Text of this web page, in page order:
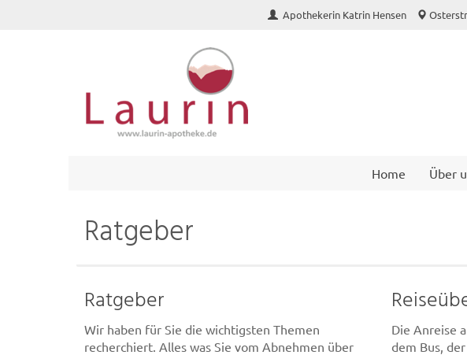
Apothekerin Katrin Hensen
Home Über
Ratgeber
Ratgeber
Wir haben für Sie die wichtigsten Themen
recherchiert. Alles was Sie vom Abnehmen über
Die Anreise
dem Bus,